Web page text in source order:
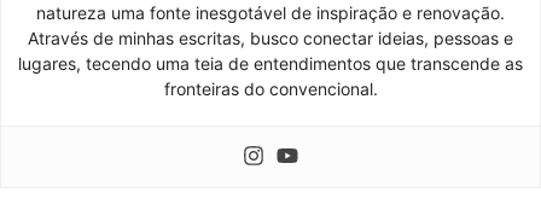
natureza uma fonte inesgotável de inspiração e renovação.
Através de minhas escritas, busco conectar ideias, pessoas e
lugares, tecendo uma teia de entendimentos que transcende as
fronteiras do convencional.